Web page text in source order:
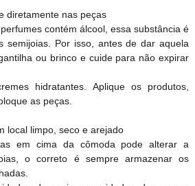
diretamente nas peças
contém álcool, essa substância é
semijoias. Por isso, antes de dar aquela
ou brinco e cuide para não expirar
hidratantes. Aplique os produtos,
as peças.
local limpo, seco e arejado
em cima da cômoda pode alterar a
o correto é sempre armazenar os